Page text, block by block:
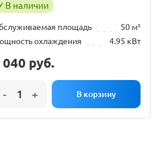
В наличии
площадь
50 м²
охлаждения
4.95 кВт
040 руб.